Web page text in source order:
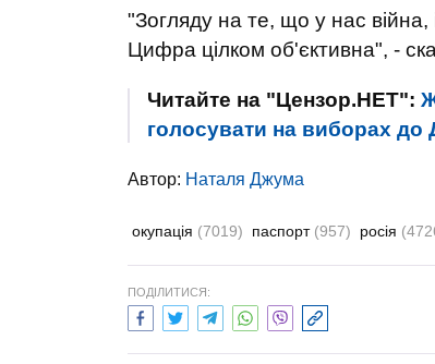
"Зогляду на те, що у нас війна,
Цифра цілком об'єктивна", -
Читайте на "Цензор.НЕТ":
голосувати на виборах
Автор: Наталя Джума
окупація (7019) паспорт (957) росія
ПОДІЛИТИСЯ: